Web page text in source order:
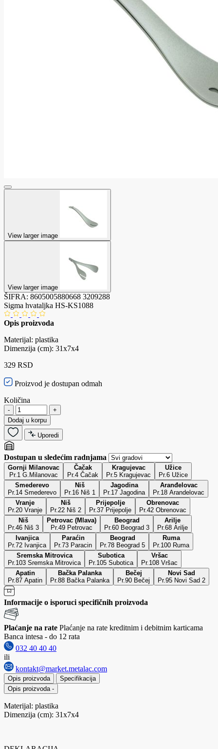
View larger image
View larger image
ŠIFRA: 8605005880668 3209288
Sigma hvataljka HS-KS1088
Opis proizvoda
Materijal: plastika
Dimenzija (cm): 31x7x4
329 RSD
Proizvod je dostupan odmah
Količina
-
+
Dodaj u korpu
Uporedi
Dostupan u sledećim radnjama
Gornji Milanovac
Pr.1 G.Milanovac
Čačak
Pr.4 Čačak
Kragujevac
Pr.5 Kragujevac
Užice
Pr.6 Užice
Smederevo
Pr.14 Smederevo
Niš
Pr.16 Niš 1
Jagodina
Pr.17 Jagodina
Aranđelovac
Pr.18 Arandelovac
Vranje
Pr.20 Vranje
Niš
Pr.22 Niš 2
Prijepolje
Pr.37 Prijepolje
Obrenovac
Pr.42 Obrenovac
Niš
Pr.46 Niš 3
Petrovac (Mlava)
Pr.49 Petrovac
Beograd
Pr.60 Beograd 3
Arilje
Pr.68 Arilje
Ivanjica
Pr.72 Ivanjica
Paraćin
Pr.73 Paracin
Beograd
Pr.78 Beograd 5
Ruma
Pr.100 Ruma
Sremska Mitrovica
Pr.103 Sremska Mitrovica
Subotica
Pr.105 Subotica
Vršac
Pr.108 Vršac
Apatin
Pr.87 Apatin
Bačka Palanka
Pr.88 Bačka Palanka
Bečej
Pr.90 Bečej
Novi Sad
Pr.95 Novi Sad 2
Informacije o isporuci specifičnih proizvoda
Plaćanje na rate Plaćanje na rate kreditnim i debitnim karticama
Banca intesa - do 12 rata
032 40 40 40
ili
kontakt@market.metalac.com
Opis proizvoda
Specifikacija
Opis proizvoda -
Materijal: plastika
Dimenzija (cm): 31x7x4